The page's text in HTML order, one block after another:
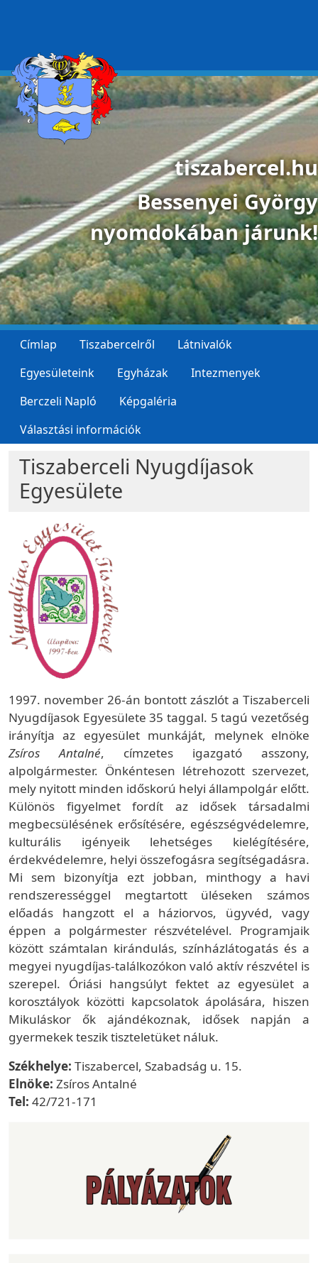
tiszabercel.hu
Bessenyei György
nyomdokában járunk!
Címlap Tiszabercelről
Látnivalók
Egyesületeink
Egyházak
Intezmenyek
Berczeli Napló
Képgaléria
Választási információk
Tiszaberceli Nyugdíjasok
Egyesülete
1997. november 26-án bontott zászlót a Tiszaberceli
Nyugdíjasok Egyesülete 35 taggal. 5 tagú vezetőség
irányítja az egyesület munkáját, melynek elnöke
Zsíros Antalné, címzetes igazgató asszony,
alpolgármester. Önkéntesen létrehozott szervezet,
mely nyitott minden időskorú helyi állampolgár előtt.
Különös figyelmet fordít az idősek társadalmi
megbecsülésének erősítésére, egészségvédelemre,
kulturális igényeik lehetséges kielégítésére,
érdekvédelemre, helyi összefogásra segítségadásra.
Mi sem bizonyítja ezt jobban, minthogy a havi
rendszerességgel megtartott üléseken számos
előadás hangzott el a háziorvos, ügyvéd, vagy
éppen a polgármester részvételével. Programjaik
között számtalan kirándulás, színházlátogatás és a
megyei nyugdíjas-találkozókon való aktív részvétel is
szerepel. Óriási hangsúlyt fektet az egyesület a
korosztályok közötti kapcsolatok ápolására, hiszen
Mikuláskor ők ajándékoznak, idősek napján a
gyermekek teszik tiszteletüket náluk.
Székhelye: Tiszabercel, Szabadság u. 15.
Elnöke: Zsíros Antalné
Tel: 42/721-171